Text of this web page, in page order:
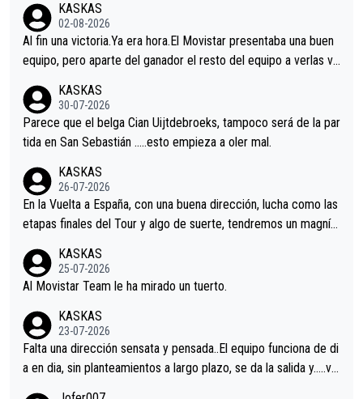
KASKAS
02-08-2026
Al fin una victoria.Ya era hora.El Movistar presentaba una buen
equipo, pero aparte del ganador el resto del equipo a verlas ve
s.La única buena noticia es la mejoría de Enric Más en San Seb
astian.Si en la Vuelta a Burgos sigue la mejoría, podríamos ten
er alguna sorpresa en la Vuelta.Ojalá.
KASKAS
30-07-2026
Parece que el belga Cian Uijtdebroeks, tampoco será de la par
tida en San Sebastián …..esto empieza a oler mal.
KASKAS
26-07-2026
En la Vuelta a España, con una buena dirección, lucha como las
etapas finales del Tour y algo de suerte, tendremos un magnífi
KASKAS
25-07-2026
Al Movistar Team le ha mirado un tuerto.
KASKAS
23-07-2026
Falta una dirección sensata y pensada..El equipo funciona de di
a en dia, sin planteamientos a largo plazo, se da la salida y…..ve